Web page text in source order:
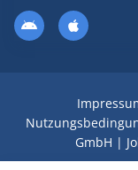
GmbH |